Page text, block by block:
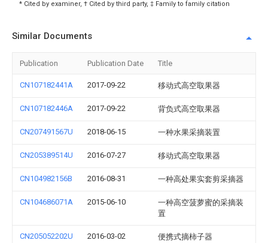
* Cited by examiner, † Cited by third party, ‡ Family to family citation
Similar Documents
Publication Publication Date Title
CN107182441A 2017-09-22 移动式高空取果器
CN107182446A 2017-09-22 背负式高空取果器
CN207491567U 2018-06-15 一种水果采摘装置
CN205389514U 2016-07-27 移动式高空取果器
CN104982156B 2016-08-31 一种高处果实套剪采摘器
CN104686071A 2015-06-10
一种高空菠萝蜜的采摘装
置
CN205052202U 2016-03-02 便携式摘柿子器